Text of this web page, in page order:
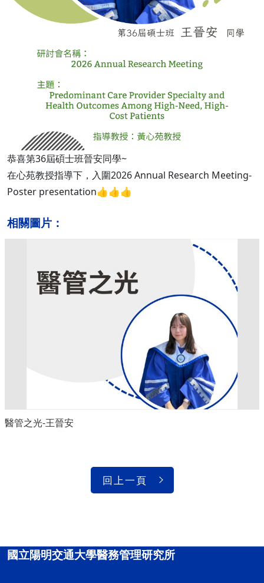
恭喜第36屆碩士班晉安同學~
在心苑教授指導下，入圍2026 Annual Research Meeting-
Poster presentation👍👍👍
相關圖片：
醫管之光-王晉安
回上一頁
國立陽明交通大學醫務管理研究所